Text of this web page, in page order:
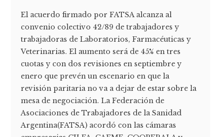
El acuerdo firmado por FATSA alcanza al
convenio colectivo 42/89 de trabajadores y
trabajadoras de Laboratorios, Farmacéuticas y
Veterinarias. El aumento será de 45% en tres
cuotas y con dos revisiones en septiembre y
enero que prevén un escenario en que la
revisión paritaria no va a dejar de estar sobre la
mesa de negociación. La Federación de
Asociaciones de Trabajadores de la Sanidad
Argentina(FATSA) acordó con las cámaras